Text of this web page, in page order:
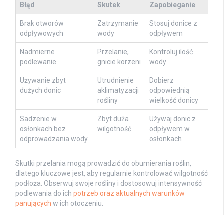
Błąd Skutek Zapobieganie
Brak otworów
odpływowych
Zatrzymanie
wody
Stosuj donice z
odpływem
Nadmierne
podlewanie
Przelanie,
gnicie korzeni
Kontroluj ilość
wody
Używanie zbyt
dużych donic
Utrudnienie
aklimatyzacji
rośliny
Dobierz
odpowiednią
wielkość donicy
Sadzenie w
osłonkach bez
odprowadzania wody
Zbyt duża
wilgotność
Używaj donic z
odpływem w
osłonkach
Skutki przelania mogą prowadzić do obumierania roślin,
dlatego kluczowe jest, aby regularnie kontrolować wilgotność
podłoża. Obserwuj swoje rośliny i dostosowuj intensywność
podlewania do ich potrzeb oraz aktualnych warunków
panujących w ich otoczeniu.